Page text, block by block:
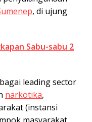
, di ujung
Sabu-sabu 2
leading sector
narkotika,
(instansi